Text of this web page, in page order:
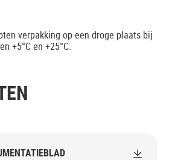
verpakking op een droge plaats bij
+5°C en +25°C.